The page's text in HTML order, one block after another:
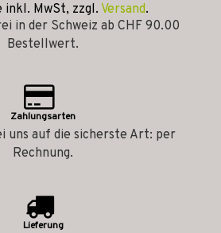
inkl. MwSt, zzgl. Versand.
in der Schweiz ab CHF 90.00
Bestellwert.
Zahlungsarten
uns auf die sicherste Art: per
Rechnung.
Lieferung